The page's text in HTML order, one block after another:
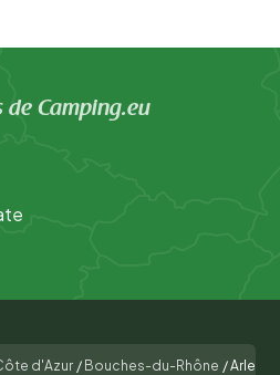
de Camping.eu
d'Azur / Bouches-du-Rhône /Arles